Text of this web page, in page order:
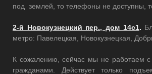
под землей, то телефоны не доступны,
2-й Новокузнецкий пер., дом 14с1.
метро: Павелецкая, Новокузнецкая,
К сожалению, сейчас мы не работаем
гражданами. Действует только